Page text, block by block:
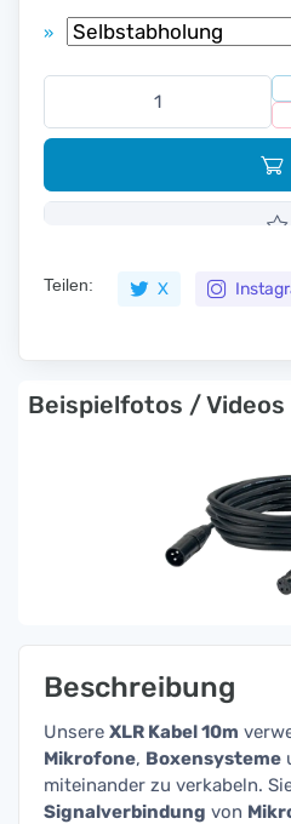
»
Teilen: X
Beispielfotos / Videos
Beschreibung
Unsere XLR Kabel 10m
Mikrofone, Boxensysteme
miteinander zu verkabeln.
Signalverbindung von